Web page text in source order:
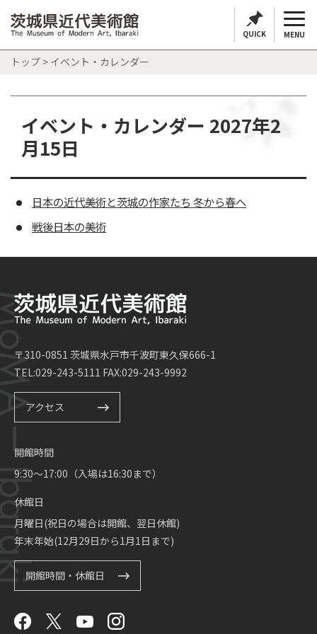
QUICK MENU
トップ > イベント・カレンダー
イベント・カレンダー 2027年2
月15日
日本の近代美術と茨城の作家たち 冬から春へ
戦後日本の美術
〒310-0851 茨城県水戸市千波町東久保666-1
TEL:029-243-5111 FAX:029-243-9992
アクセス
開館時間
9:30～17:00（入場は16:30まで）
休館日
月曜日(祝日の場合は開館、翌日休館)
年末年始(12月29日から1月1日まで)
開館時間・休館日